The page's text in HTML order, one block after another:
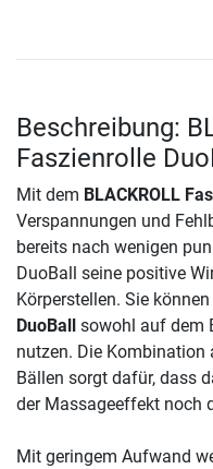
Beschreibung:
Faszienrolle
Mit dem BLACKROLL
Verspannungen und
bereits nach wenigen
DuoBall seine positive
Körperstellen. Sie können
DuoBall
sowohl auf dem
nutzen. Die Kombination
Bällen sorgt dafür, dass
der Massageeffekt noch
Mit geringem Aufwand